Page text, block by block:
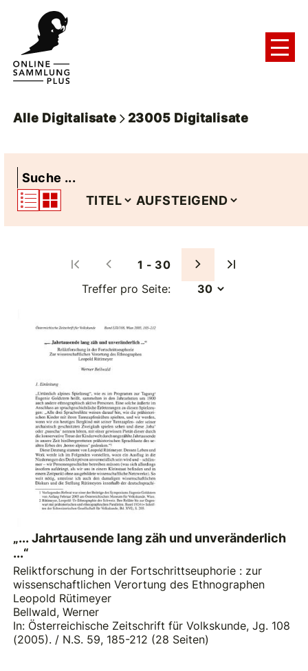
Alle Digitalisate 23005 Digitalisate
1 - 30
Treffer pro Seite:
„... Jahrtausende lang zäh und unveränderlich
...“
Reliktforschung in der Fortschrittseuphorie : zur
wissenschaftlichen Verortung des Ethnographen
Leopold Rütimeyer
Bellwald, Werner
In: Österreichische Zeitschrift für Volkskunde, Jg. 108
(2005). / N.S. 59, 185-212 (28 Seiten)